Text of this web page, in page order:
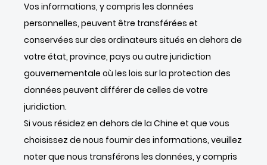
Vos informations, y compris les données
personnelles, peuvent être transférées et
conservées sur des ordinateurs situés en dehors de
votre état, province, pays ou autre juridiction
gouvernementale où les lois sur la protection des
données peuvent différer de celles de votre
juridiction.
Si vous résidez en dehors de la Chine et que vous
choisissez de nous fournir des informations, veuillez
noter que nous transférons les données, y compris